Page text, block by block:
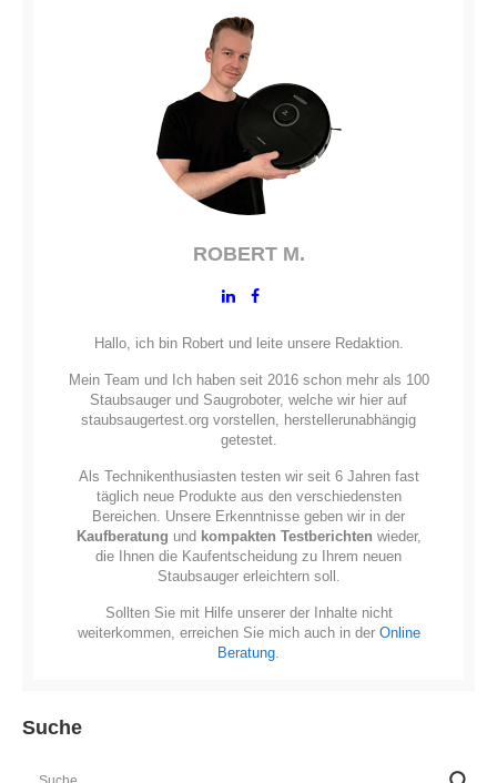
ROBERT M.
Hallo, ich bin Robert und leite unsere Redaktion.
Mein Team und Ich haben seit 2016 schon mehr als 100
Staubsauger und Saugroboter, welche wir hier auf
staubsaugertest.org vorstellen, herstellerunabhängig
getestet.
Als Technikenthusiasten testen wir seit 6 Jahren fast
täglich neue Produkte aus den verschiedensten
Bereichen. Unsere Erkenntnisse geben wir in der
Kaufberatung und kompakten Testberichten wieder,
die Ihnen die Kaufentscheidung zu Ihrem neuen
Staubsauger erleichtern soll.
Sollten Sie mit Hilfe unserer der Inhalte nicht
weiterkommen, erreichen Sie mich auch in der Online
Beratung.
Suche